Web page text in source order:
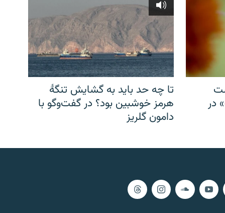
در
تا چه حد باید به گشایش تنگهٔ
هرمز خوشبین بود؟ در گفت‌وگو با
دامون گلریز